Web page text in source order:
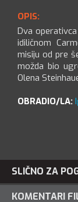
OPIS:
Dva
idiličnom
misiju od pre
možda bio
Olena
OBRADIO/LA:
SLIČNO ZA
KOMENTARI